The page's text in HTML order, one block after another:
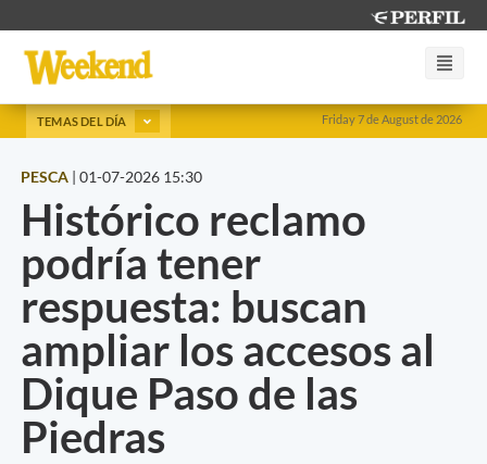
Friday 7 de August de 2026
TEMAS DEL DÍA
PESCA | 01-07-2026 15:30
Histórico reclamo
podría tener
respuesta: buscan
ampliar los accesos al
Dique Paso de las
Piedras